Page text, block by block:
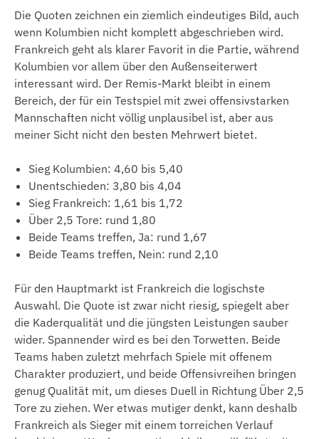
Die Quoten zeichnen ein ziemlich eindeutiges Bild, auch
wenn Kolumbien nicht komplett abgeschrieben wird.
Frankreich geht als klarer Favorit in die Partie, während
Kolumbien vor allem über den Außenseiterwert
interessant wird. Der Remis-Markt bleibt in einem
Bereich, der für ein Testspiel mit zwei offensivstarken
Mannschaften nicht völlig unplausibel ist, aber aus
meiner Sicht nicht den besten Mehrwert bietet.
Sieg Kolumbien: 4,60 bis 5,40
Unentschieden: 3,80 bis 4,04
Sieg Frankreich: 1,61 bis 1,72
Über 2,5 Tore: rund 1,80
Beide Teams treffen, Ja: rund 1,67
Beide Teams treffen, Nein: rund 2,10
Für den Hauptmarkt ist Frankreich die logischste
Auswahl. Die Quote ist zwar nicht riesig, spiegelt aber
die Kaderqualität und die jüngsten Leistungen sauber
wider. Spannender wird es bei den Torwetten. Beide
Teams haben zuletzt mehrfach Spiele mit offenem
Charakter produziert, und beide Offensivreihen bringen
genug Qualität mit, um dieses Duell in Richtung Über 2,5
Tore zu ziehen. Wer etwas mutiger denkt, kann deshalb
Frankreich als Sieger mit einem torreichen Verlauf